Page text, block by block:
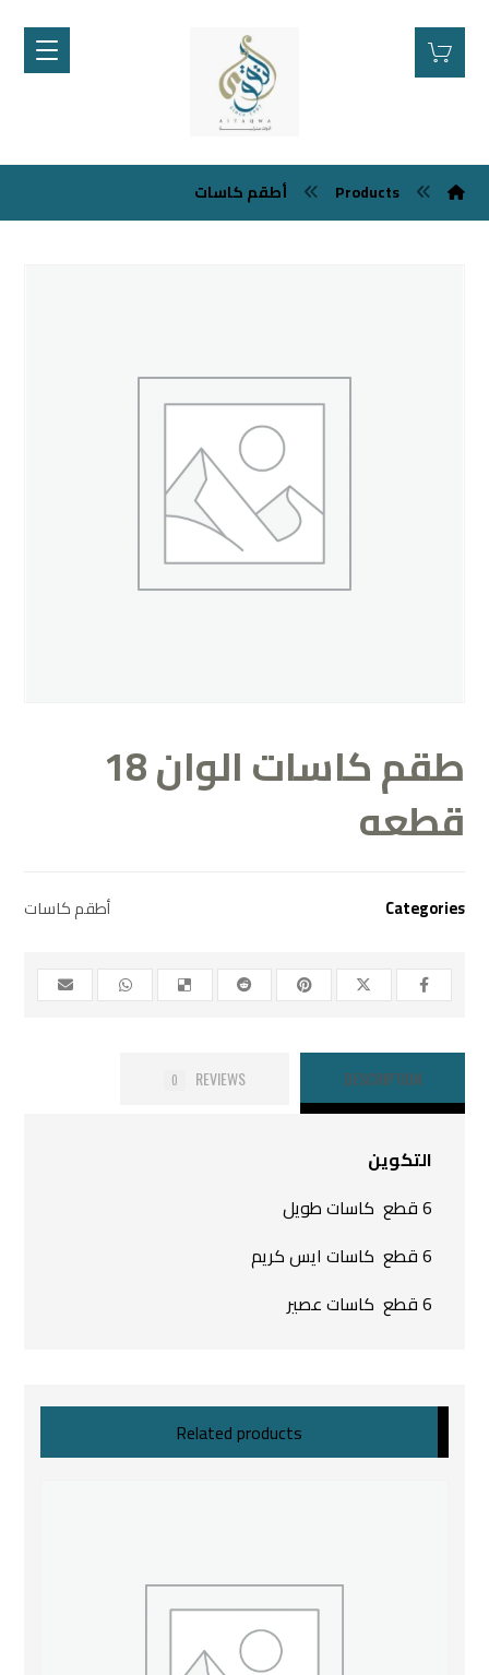
Products أطقم كاسات
طقم كاسات الوان 18
قطعه
Categories أطقم كاسات
DESCRIPTION
REVIEWS
0
التكوين
6 قطع كاسات طويل
6 قطع كاسات ايس كريم
6 قطع كاسات عصير
Related products